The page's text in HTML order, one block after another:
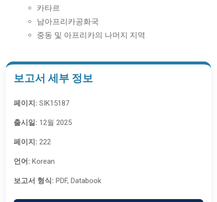
카타르
남아프리카공화국
중동 및 아프리카의 나머지 지역
보고서 세부 정보
페이지: SIK15187
출시일: 12월 2025
페이지: 222
언어: Korean
보고서 형식: PDF, Databook